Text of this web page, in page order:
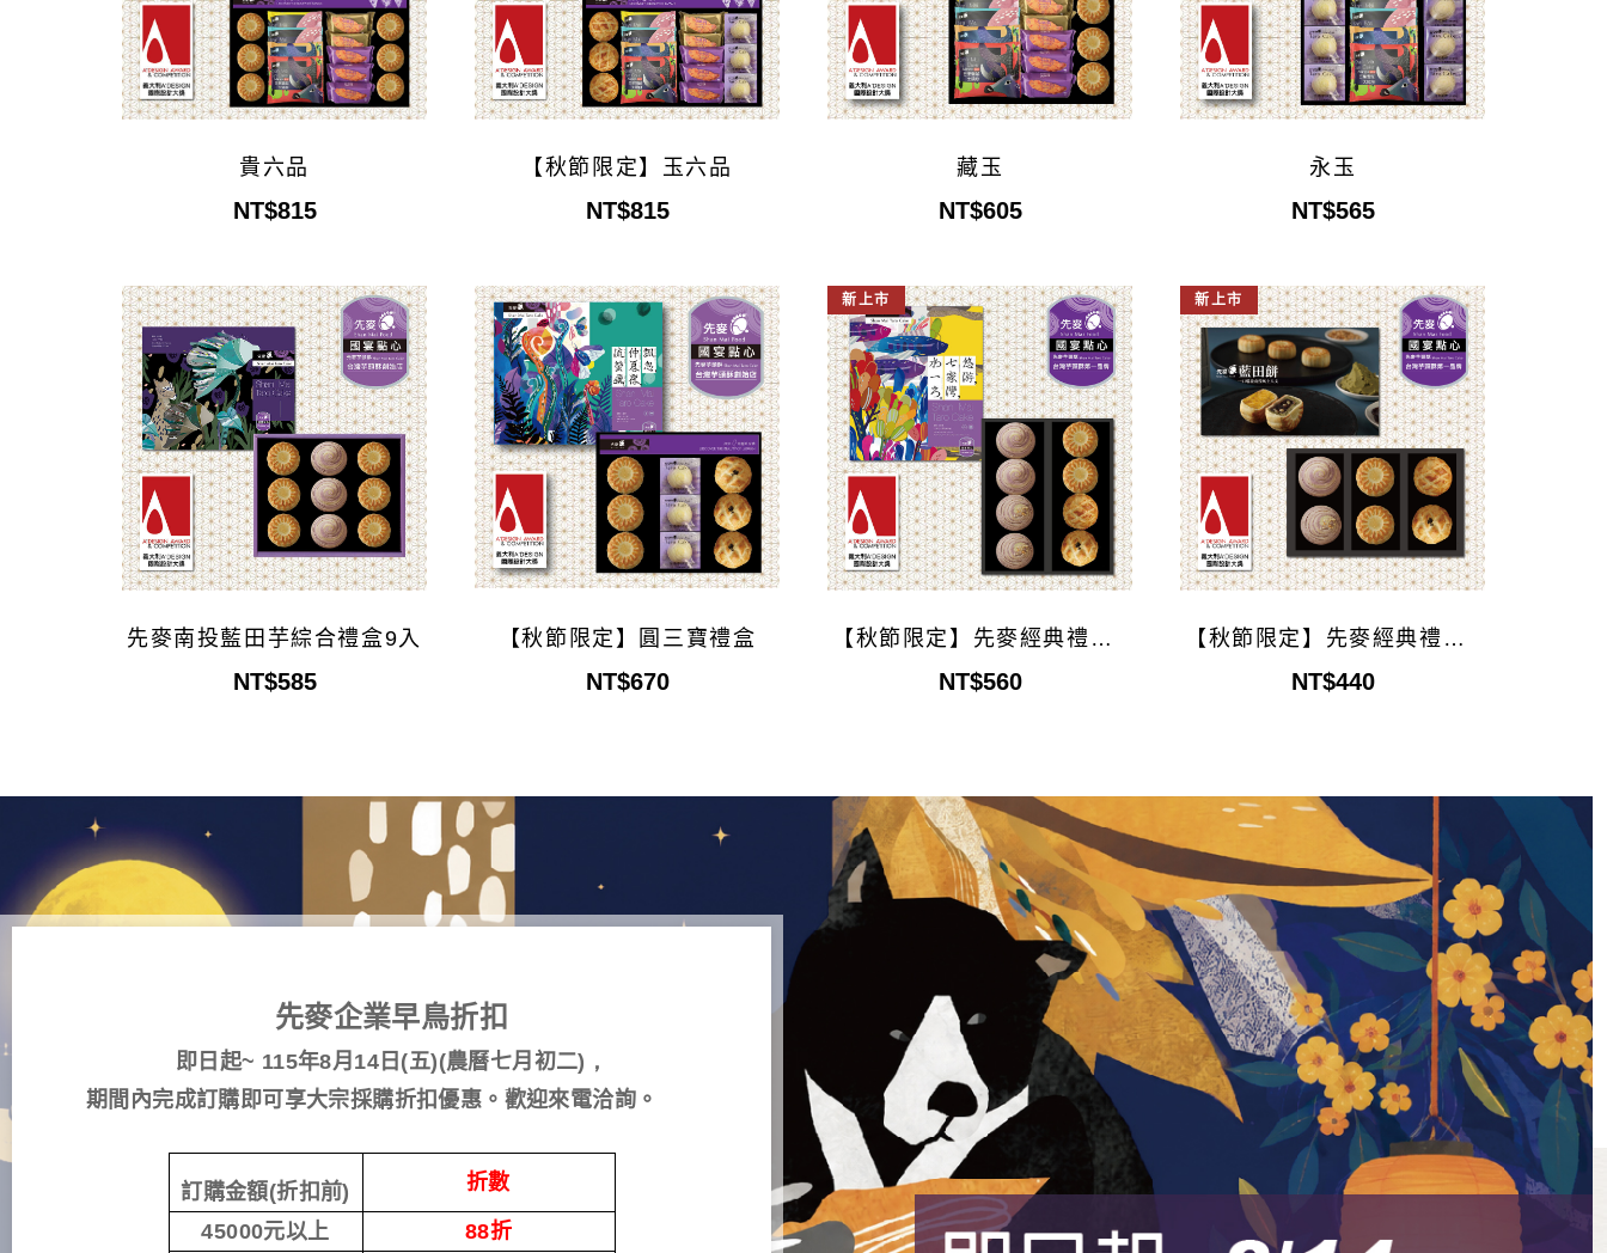
貴六品
NT$815
【秋節限定】玉六品
NT$815
藏玉
NT$605
永玉
NT$565
先麥南投藍田芋綜合禮盒9入
NT$585
【秋節限定】圓三寶禮盒
NT$670
新上市
【秋節限定】先麥經典禮盒8
入
NT$560
新上市
【秋節限定】先麥經典禮盒6
入(8/27以後到貨)
NT$440
先麥企業早鳥折扣
即日起~ 115年8月 14日 (五)(農曆七月初二)，
期間內完成訂購即可享大宗採購折扣優惠。歡迎來電洽詢。
訂購金額(折扣前) 折數
45000元以上 88折